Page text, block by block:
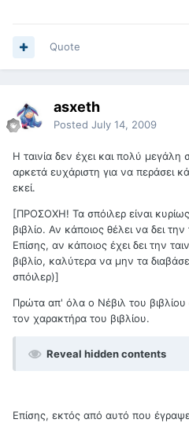
Quote
asxeth
Posted July 14, 2009
Η ταινία δεν έχει και πολύ μεγάλη
αρκετά ευχάριστη για να περάσει
εκεί.
[ΠΡΟΣΟΧΗ! Τα σπόιλερ είναι κυρίως
βιβλίο. Αν κάποιος θέλει να δει
Επίσης, αν κάποιος έχει δει την
βιβλίο, καλύτερα να μην τα
σπόιλερ)]
Πρώτα απ' όλα ο Νέβιλ του
τον χαρακτήρα του βιβλίου.
Reveal hidden contents
Επίσης, εκτός από αυτό που